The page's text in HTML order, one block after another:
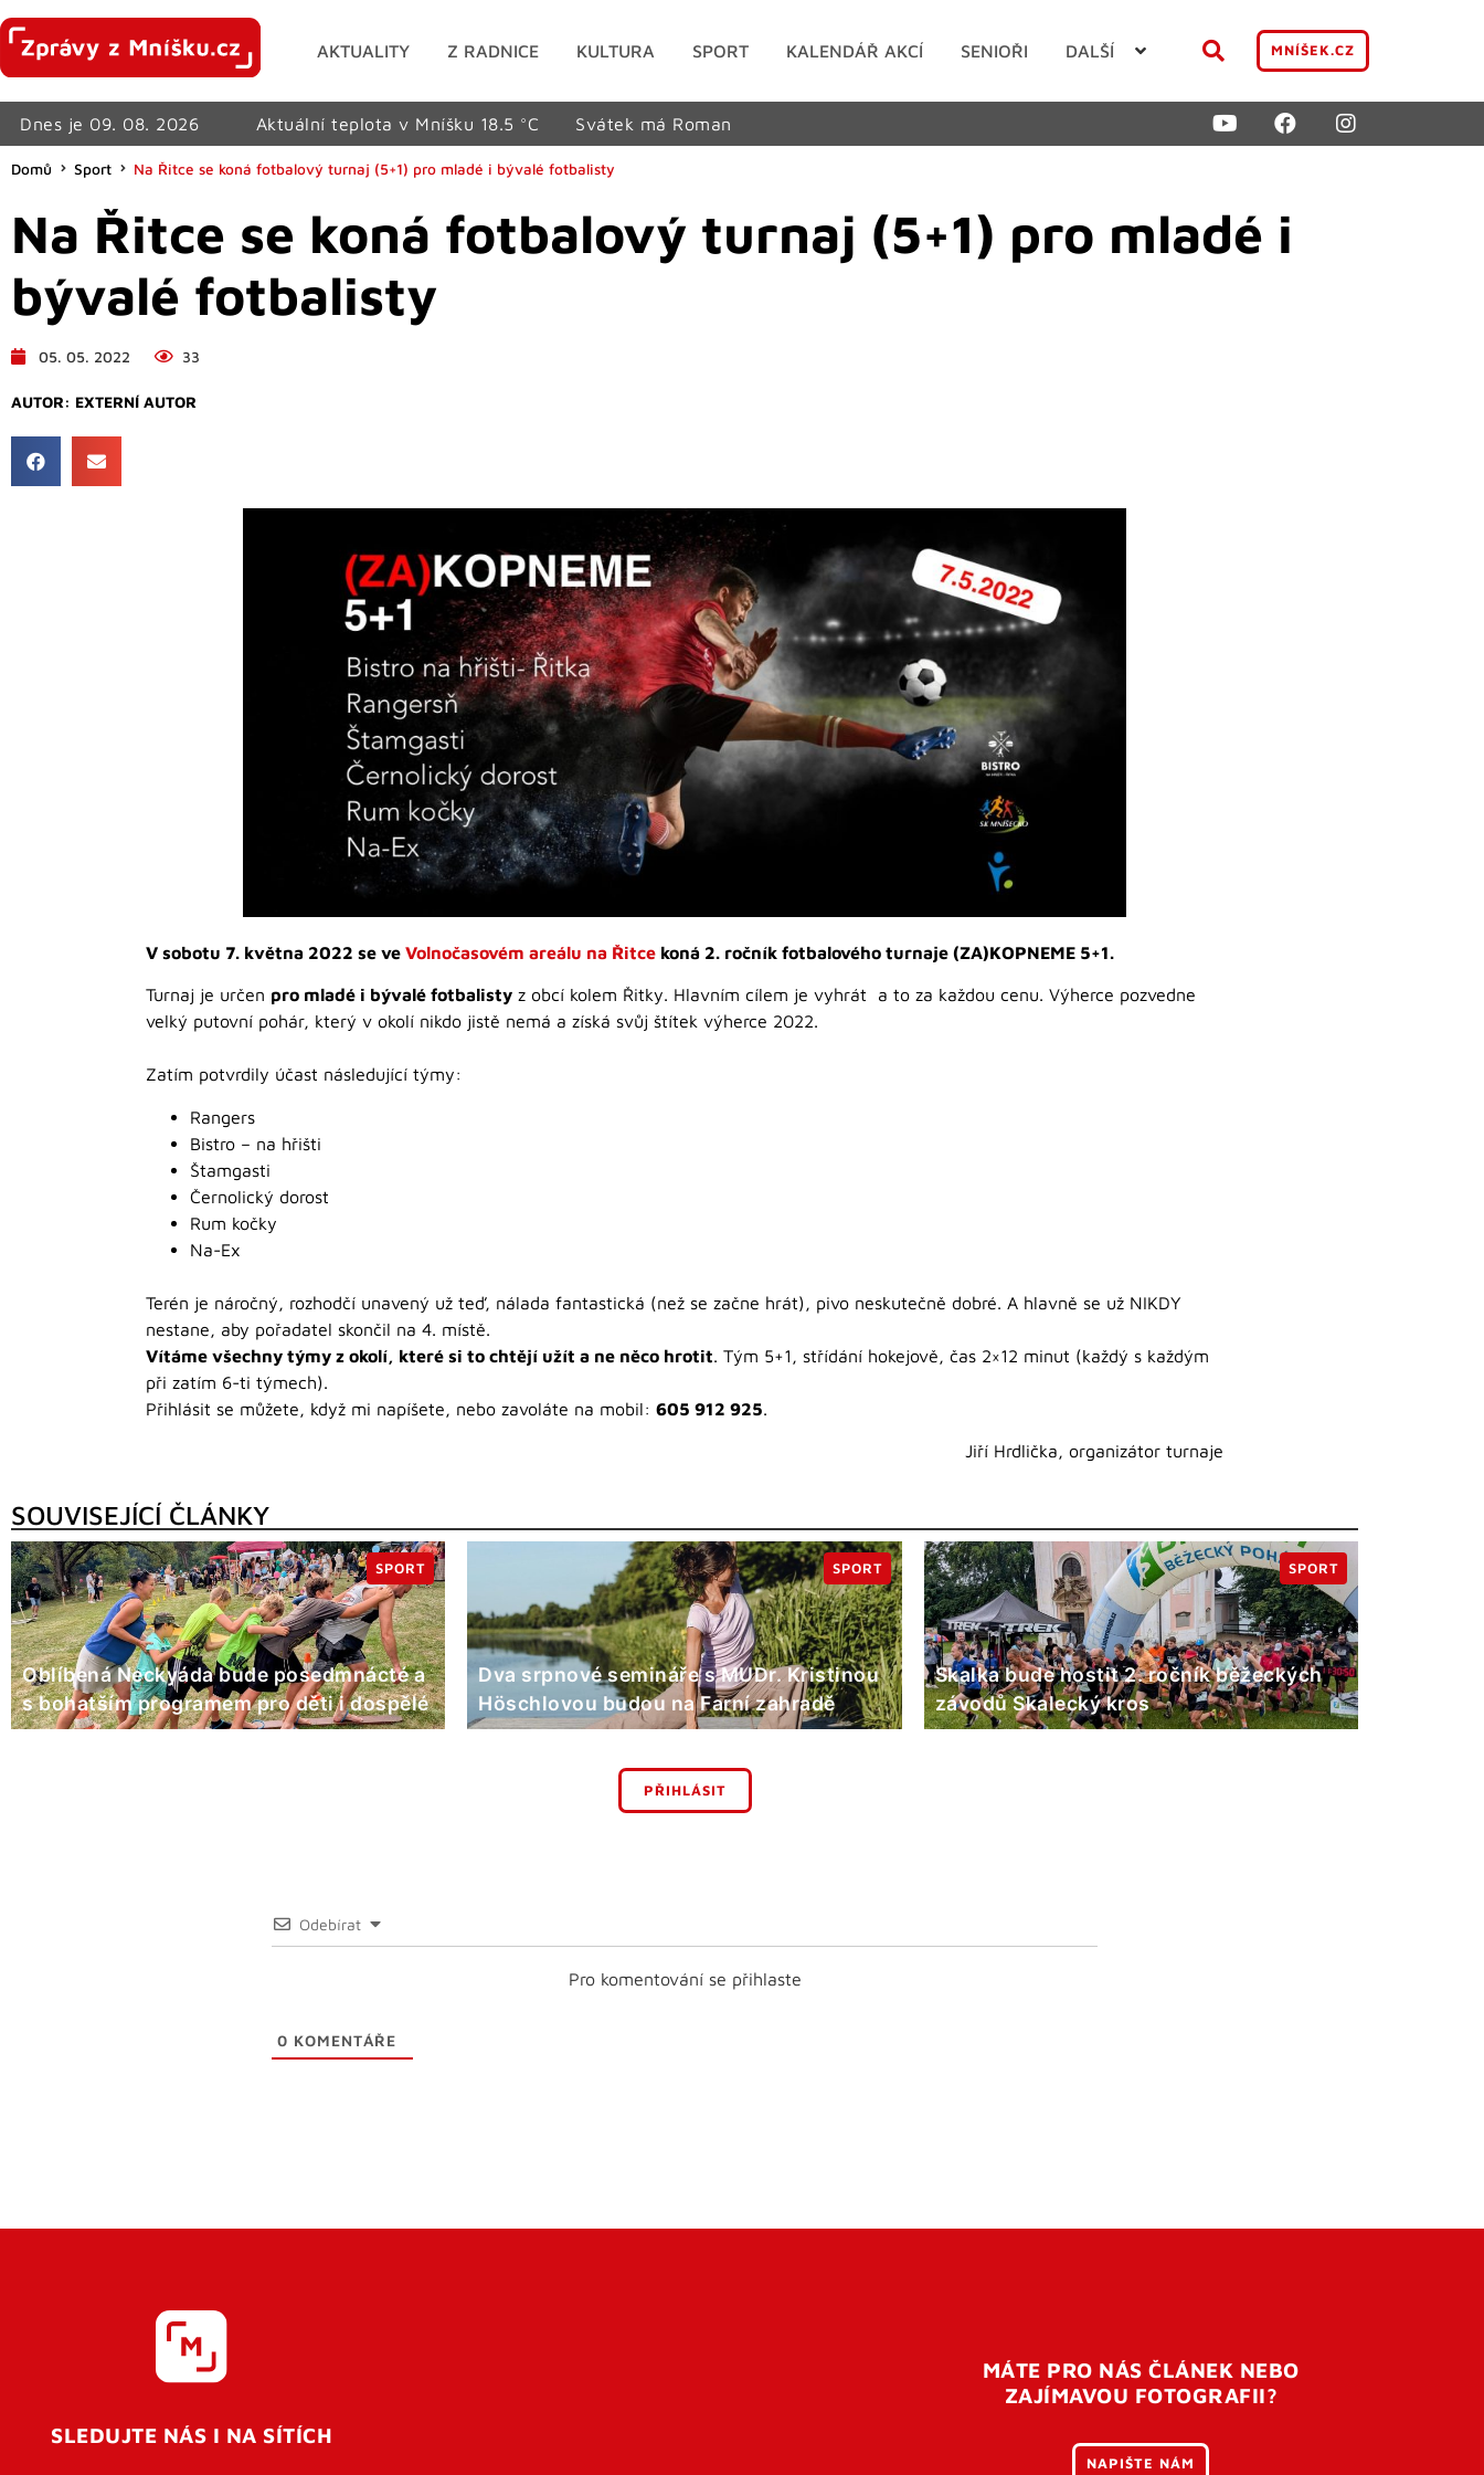
AKTUALITY Z RADNICE KULTURA SPORT KALENDÁŘ AKCÍ SENIOŘI DALŠÍ MNÍŠEK.CZ
Dnes je 09. 08. 2026 Aktuální teplota v Mníšku 18.5 °C Svátek má Roman
Domů Sport Na Řitce se koná fotbalový turnaj (5+1) pro mladé i bývalé fotbalisty
Na Řitce se koná fotbalový turnaj (5+1) pro mladé i
bývalé fotbalisty
05. 05. 2022 33
AUTOR: EXTERNÍ AUTOR
V sobotu 7. května 2022 se ve Volnočasovém areálu na Řitce koná 2. ročník fotbalového turnaje (ZA)KOPNEME 5+1.
Turnaj je určen pro mladé i bývalé fotbalisty z obcí kolem Řitky. Hlavním cílem je vyhrát a to za každou cenu. Výherce pozvedne
velký putovní pohár, který v okolí nikdo jistě nemá a získá svůj štítek výherce 2022.
Zatím potvrdily účast následující týmy:
Rangers
Bistro – na hřišti
Štamgasti
Černolický dorost
Rum kočky
Na-Ex
Terén je náročný, rozhodčí unavený už teď, nálada fantastická (než se začne hrát), pivo neskutečně dobré. A hlavně se už NIKDY
nestane, aby pořadatel skončil na 4. místě.
Vítáme všechny týmy z okolí, které si to chtějí užít a ne něco hrotit. Tým 5+1, střídání hokejově, čas 2×12 minut (každý s každým
při zatím 6-ti týmech).
Přihlásit se můžete, když mi napíšete, nebo zavoláte na mobil: 605 912 925.
Jiří Hrdlička, organizátor turnaje
SOUVISEJÍCÍ ČLÁNKY
Oblíbená Neckyáda bude posedmnácté a
s bohatším programem pro děti i dospělé
SPORT
Dva srpnové semináře s MUDr. Kristinou
Höschlovou budou na Farní zahradě
SPORT
Skalka bude hostit 2. ročník běžeckých
závodů Skalecký kros
SPORT
PŘIHLÁSIT
Odebírat
Pro komentování se přihlaste
0 KOMENTÁŘE
SLEDUJTE NÁS I NA SÍTÍCH
MÁTE PRO NÁS ČLÁNEK NEBO
ZAJÍMAVOU FOTOGRAFII?
NAPIŠTE NÁM